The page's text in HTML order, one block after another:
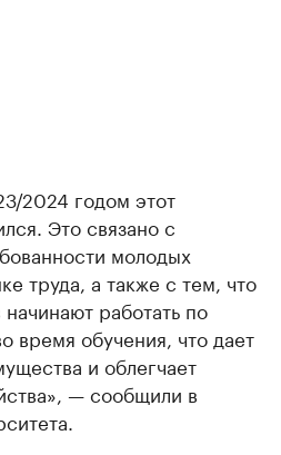
2024 годом этот
Это связано с
молодых
труда, а также с тем, что
работать по
время обучения, что дает
и облегчает
— сообщили в